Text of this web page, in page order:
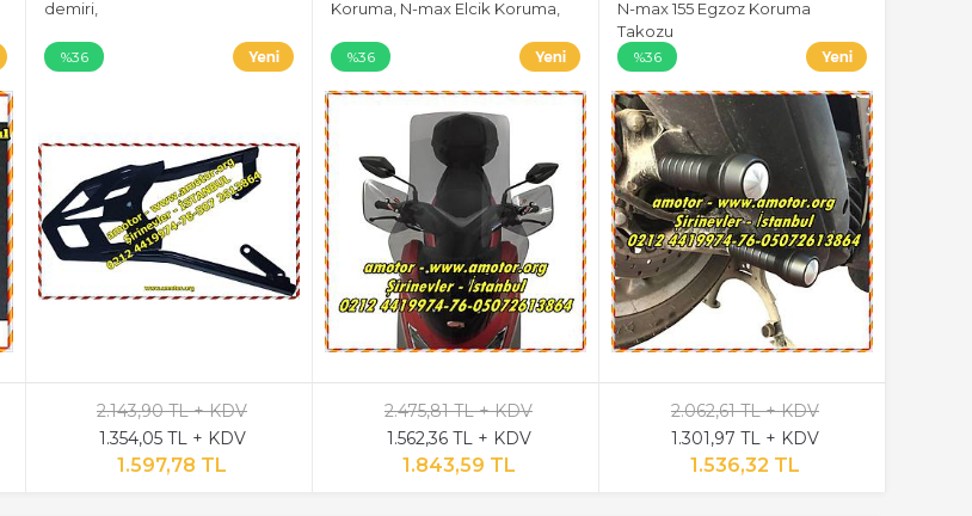
demiri,
%36
2.143,90 TL + KDV
1.354,05 TL + KDV
1.597,78 TL
Koruma, N-max Elcik Koruma,
%36
2.475,81 TL + KDV
1.562,36 TL + KDV
1.843,59 TL
N-max 155 Egzoz Koruma
Takozu
%36
2.062,61 TL + KDV
1.301,97 TL + KDV
1.536,32 TL